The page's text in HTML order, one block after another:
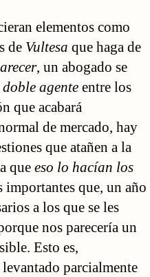
elementos como
de Vultesa que haga de
, un abogado se
doble agente entre los
que acabará
de mercado, hay
que atañen a la
que eso lo hacían los
que, un año
a los que se les
nos parecería un
Esto es,
parcialmente